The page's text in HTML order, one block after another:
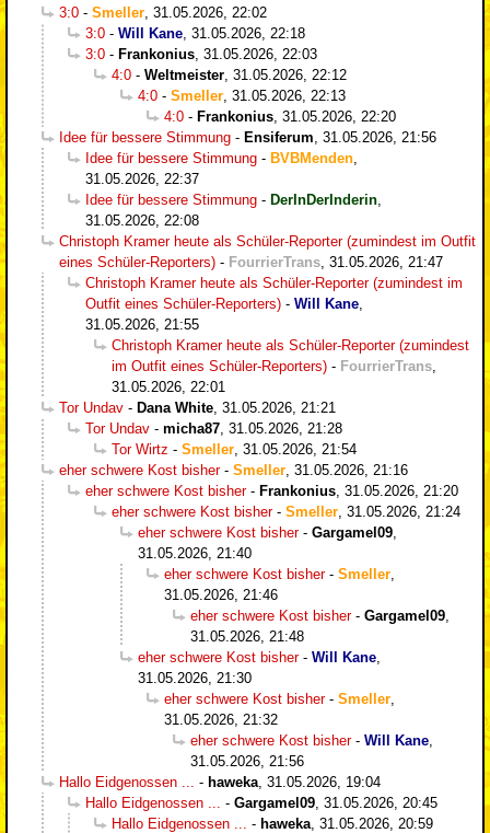
3:0 - Smeller 31.05.2026, 22:02
3:0 - Will Kane 31.05.2026, 22:18
3:0 - Frankonius 31.05.2026, 22:03
4:0 - Weltmeister 31.05.2026, 22:12
4:0 - Smeller 31.05.2026, 22:13
4:0 - Frankonius 31.05.2026, 22:20
Idee für bessere Stimmung - Ensiferum 31.05.2026, 21:56
Idee für bessere Stimmung - BVBMenden
31.05.2026, 22:37
Idee für bessere Stimmung - DerInDerInderin
31.05.2026, 22:08
Christoph Kramer heute als Schüler-Reporter (zumindest im Outfit
eines Schüler-Reporters) - FourrierTrans 31.05.2026, 21:47
Christoph Kramer heute als Schüler-Reporter (zumindest im
Outfit eines Schüler-Reporters) - Will Kane
31.05.2026, 21:55
Christoph Kramer heute als Schüler-Reporter (zumindest
im Outfit eines Schüler-Reporters) - FourrierTrans
31.05.2026, 22:01
Tor Undav - Dana White 31.05.2026, 21:21
Tor Undav - micha87 31.05.2026, 21:28
Tor Wirtz - Smeller 31.05.2026, 21:54
eher schwere Kost bisher- Smeller 31.05.2026, 21:16
eher schwere Kost bisher- Frankonius 31.05.2026, 21:20
eher schwere Kost bisher- Smeller 31.05.2026, 21:24
eher schwere Kost bisher- Gargamel09
31.05.2026, 21:40
eher schwere Kost bisher- Smeller
31.05.2026, 21:46
eher schwere Kost bisher- Gargamel09
31.05.2026, 21:48
eher schwere Kost bisher- Will Kane
31.05.2026, 21:30
eher schwere Kost bisher- Smeller
31.05.2026, 21:32
eher schwere Kost bisher- Will Kane
31.05.2026, 21:56
Hallo Eidgenossen ...
- haweka 31.05.2026, 19:04
Hallo Eidgenossen ...
- Gargamel09 31.05.2026, 20:45
Hallo Eidgenossen ...
- haweka 31.05.2026, 20:59